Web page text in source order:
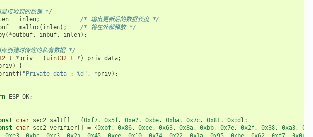
接收到的数据 */
= inlen;
/* 输出更新后的数据长度 */
= malloc( inlen);
/* 将在外部释放 */
( *outbuf, inbuf, inlen);
创建时传递的私有数据 */
*priv = ( uint32_t * ) priv_data;
)
{
( "Private data : %d" , *priv);
ESP_OK;
char sec2_salt [] = {0xf7, 0x5f, 0xe2, 0xbe, 0xba, 0x7c, 0x81, 0xcd };
char sec2_verifier[] = {0xbf, 0x86, 0xce, 0x63, 0x8a, 0xbb, 0x7e, 0x2f, 0x38, 0xa8, 0x19
0xe3, 0xbe, 0xc3, 0x2b, 0x45, 0xee, 0x10, 0x74, 0x22, 0x1a, 0x95, 0xbe, 0x62, 0xf7, 0x0c